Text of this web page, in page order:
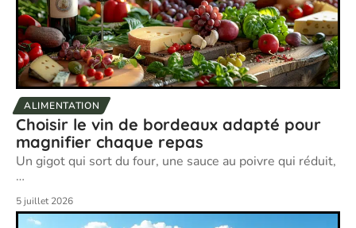
ALIMENTATION
Choisir le vin de bordeaux adapté pour
magnifier chaque repas
Un gigot qui sort du four, une sauce au poivre qui réduit,
…
5 juillet 2026